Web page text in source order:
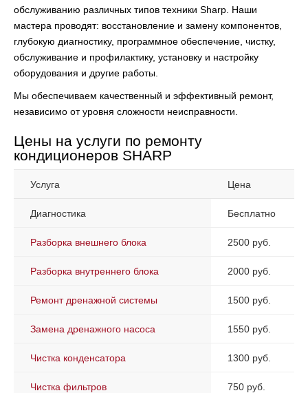
обслуживанию различных типов техники Sharp. Наши
мастера проводят: восстановление и замену компонентов,
глубокую диагностику, программное обеспечение, чистку,
обслуживание и профилактику, установку и настройку
оборудования и другие работы.
Мы обеспечиваем качественный и эффективный ремонт,
независимо от уровня сложности неисправности.
Цены на услуги по ремонту
кондиционеров SHARP
Услуга Цена
Диагностика Бесплатно
Разборка внешнего блока 2500 руб.
Разборка внутреннего блока 2000 руб.
Ремонт дренажной системы 1500 руб.
Замена дренажного насоса 1550 руб.
Чистка конденсатора 1300 руб.
Чистка фильтров 750 руб.